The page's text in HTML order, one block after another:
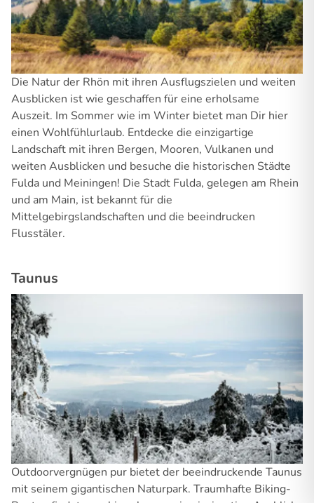
Die Natur der Rhön mit ihren Ausflugszielen und weiten
Ausblicken ist wie geschaffen für eine erholsame
Auszeit. Im Sommer wie im Winter bietet man Dir hier
einen Wohlfühlurlaub. Entdecke die einzigartige
Landschaft mit ihren Bergen, Mooren, Vulkanen und
weiten Ausblicken und besuche die historischen Städte
Fulda und Meiningen! Die Stadt Fulda, gelegen am Rhein
und am Main, ist bekannt für die
Mittelgebirgslandschaften und die beeindrucken
Flusstäler.
Taunus
Outdoorvergnügen pur bietet der beeindruckende Taunus
mit seinem gigantischen Naturpark. Traumhafte Biking-